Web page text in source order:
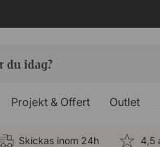
Projekt & Offert Outlet
Skickas inom 24h 4,5